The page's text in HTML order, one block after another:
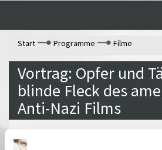
Start
Programme Filme
Vortrag: Opfer und
blinde Fleck des
Anti-Nazi Films
von Heike Klapdor (Autorin)